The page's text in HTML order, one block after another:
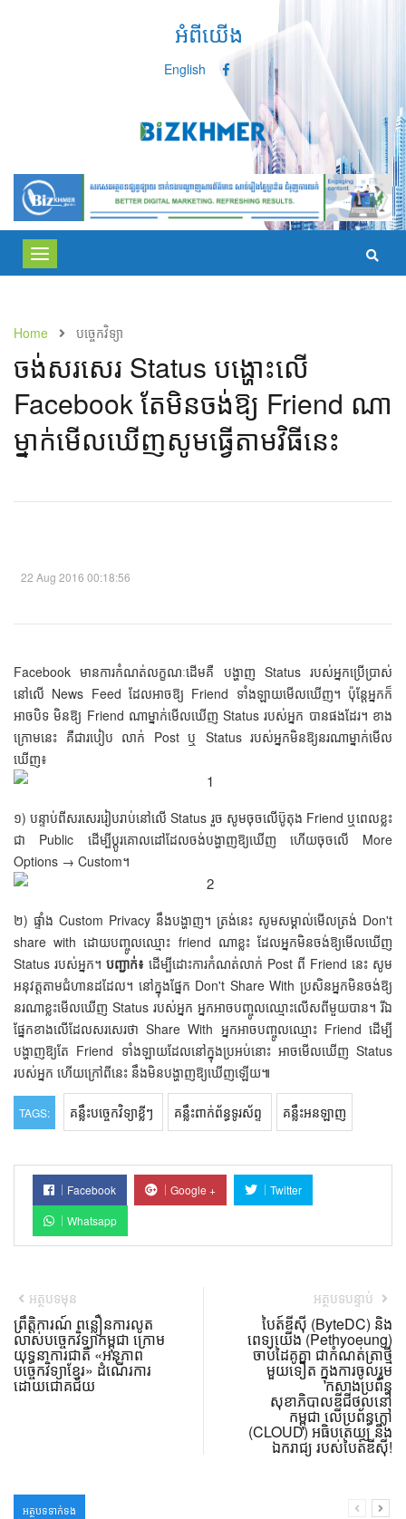
អំពីយើង
English
Toggle
navigation
Home បច្ចេកវិទ្យា
ចង់សរសេរ​ Status បង្ហោះលើ
Facebook តែមិនចង់ឱ្យ Friend ណា
ម្នាក់មើលឃើញសូមធ្វើតាមវិធីនេះ​
22 Aug 2016 00:18:56
Facebook មានការកំណត់លក្ខណៈដើមគឺ បង្ហាញ Status របស់អ្នកប្រើប្រាស់
នៅលើ News Feed ដែលអាចឱ្យ Friend ទាំងឡាយមើលឃើញ។ ប៉ុន្តែអ្នកក៏
អាចបិទ មិនឱ្យ Friend ណាម្នាក់មើលឃើញ Status របស់អ្នក បានផងដែរ។ ខាង
ក្រោមនេះ គឺជារបៀប លាក់ Post ឬ Status របស់អ្នកមិនឱ្យនរណាម្នាក់មើល
ឃើញ៖
១) បន្ទាប់ពីសរសេររៀបរាប់នៅលើ Status រួច សូមចុចលើប៊ូតុង Friend ឬពេលខ្លះ
ជា Public ដើម្បីប្ដូរគោលដៅដែលចង់បង្ហាញឱ្យឃើញ ហើយចុចលើ More
Options → Custom។
២) ផ្ទាំង Custom Privacy នឹងបង្ហាញ។ ត្រង់នេះ សូមសម្គាល់មើលត្រង់ Don't
share with ដោយបញ្ចូលឈ្មោះ friend ណាខ្លះ ដែលអ្នកមិនចង់ឱ្យមើលឃើញ
Status របស់អ្នក។ បញ្ជាក់៖ ដើម្បីដោះការកំណត់លាក់ Post ពី Friend នេះ សូម
អនុវត្តតាមជំហានដដែល។ នៅក្នុងផ្នែក Don't Share With ប្រសិនអ្នកមិនចង់ឱ្យ
នរណាខ្លះមើលឃើញ Status របស់អ្នក អ្នកអាចបញ្ចូលឈ្មោះលើសពីមួយបាន។ រីឯ
ផ្នែកខាងលើដែលសរសេរថា Share With អ្នកអាចបញ្ចូលឈ្មោះ Friend ដើម្បី
បង្ហាញឱ្យតែ Friend ទាំងឡាយដែលនៅក្នុងប្រអប់នោះ អាចមើលឃើញ Status
របស់អ្នក ហើយក្រៅពីនេះ នឹងមិនបង្ហាញឱ្យឃើញឡើយ៕
TAGS: គន្លឹះបច្ចេកវិទ្យាខ្លីៗ គន្លឹះពាក់ព័ន្ធទូរស័ព្ទ គន្លឹះអនឡាញ
Facebook Google +
Twitter
Whatsapp
អត្ថបទមុន
ព្រឹត្តិការណ៍ ពន្លឿនការលូត
លាស់បច្ចេកវិទ្យាកម្ពុជា ក្រោម
យុទ្ធនាការជាតិ «អនុភាព
បច្ចេកវិទ្យាខ្មែរ» ដំណើរការ
ដោយជោគជ័យ
អត្ថបទបន្ទាប់
បៃត៍ឌីស៊ី (ByteDC) និង
ពេទ្យយើង (Pethyoeung)
ចាប់ដៃគូគ្នា ជាកំណត់ត្រាថ្មី
មួយទៀត ក្នុងការចូលរួម
កសាងប្រព័ន្ធ
សុខាភិបាលឌីជីថល​នៅ
កម្ពុជា លើប្រព័ន្ធក្លៅ
(CLOUD) អធិបតេយ្យ និង
ឯករាជ្យ របស់បៃត៍ឌីស៊ី!
អត្ថបទទាក់ទង